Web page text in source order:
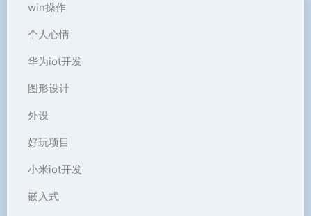
win操作
个人心情
华为iot开发
图形设计
外设
好玩项目
小米iot开发
嵌入式